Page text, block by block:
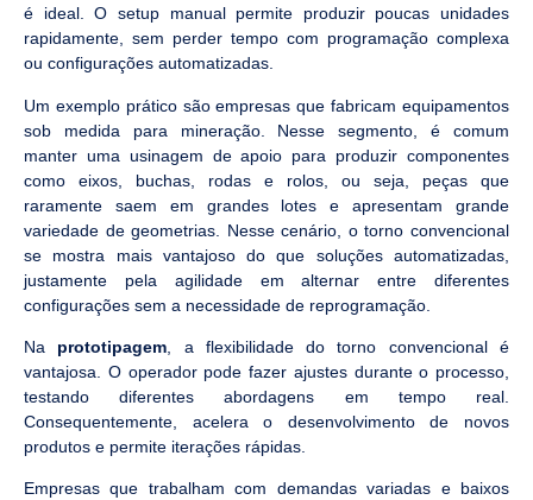
é ideal. O setup manual permite produzir poucas unidades
rapidamente, sem perder tempo com programação complexa
ou configurações automatizadas.
Um exemplo prático são empresas que fabricam equipamentos
sob medida para mineração. Nesse segmento, é comum
manter uma usinagem de apoio para produzir componentes
como eixos, buchas, rodas e rolos, ou seja, peças que
raramente saem em grandes lotes e apresentam grande
variedade de geometrias. Nesse cenário, o torno convencional
se mostra mais vantajoso do que soluções automatizadas,
justamente pela agilidade em alternar entre diferentes
configurações sem a necessidade de reprogramação.
Na prototipagem , a flexibilidade do torno convencional é
vantajosa. O operador pode fazer ajustes durante o processo,
testando diferentes abordagens em tempo real.
Consequentemente, acelera o desenvolvimento de novos
produtos e permite iterações rápidas.
Empresas que trabalham com demandas variadas e baixos